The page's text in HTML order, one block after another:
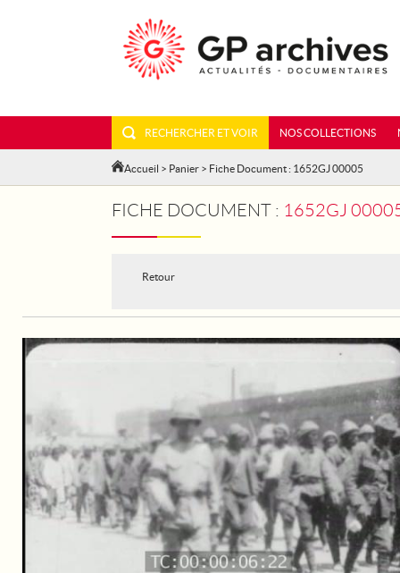
RECHERCHER ET VOIR NOS COLLECTIONS
Accueil > Panier > Fiche Document : 1652GJ 00005
FICHE DOCUMENT : 1652GJ 00005
Retour